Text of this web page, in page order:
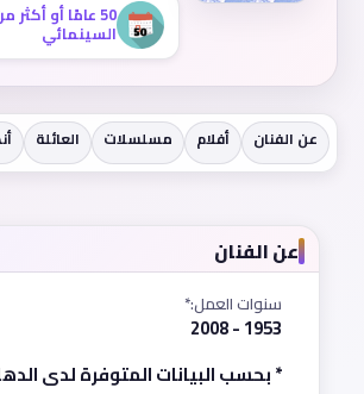
50 عامًا أو
السينمائي
عن الفنان أفلام مسلسلات العائلة
عن الفنان
سنوات العمل:*
1953 - 2008
* بحسب البيانات المتوفرة لدى